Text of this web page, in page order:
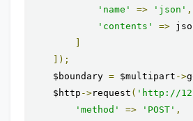
'name'
=> 'json' ,
'contents'
=>
]
]);
    $boundary
= $multipart ->
    $http
->request ( 'http://
'method'
=> 'POST' ,